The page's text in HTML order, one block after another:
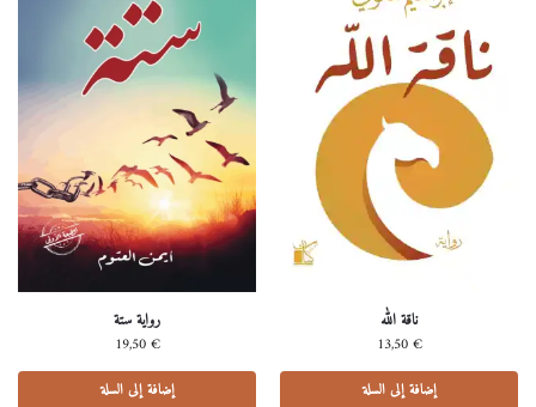
ناقة الله
13,50€
إضافة إلى السلة
رواية ستة
19,50€
إضافة إلى السلة